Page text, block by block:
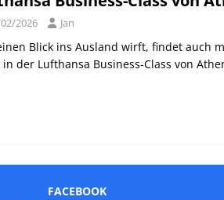
2026 Jan
Blick ins Ausland wirft, findet auch
in der Lufthansa Business-Class von
FACEBOOK